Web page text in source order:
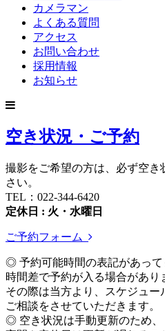
カメラマン
よくある質問
アクセス
お問い合わせ
採用情報
お知らせ
空き状況・ご予約
撮影をご希望の方は、必ず空
さい。
TEL：022-344-6420
定休日 : 火・水曜日
ご予約フォーム
◎ 予約可能時間の表記があって
時間差で予約が入る場合があり
その際は当方より、スケジュー
ご相談をさせていただきます。
◎ 空き状況は手動更新のため、